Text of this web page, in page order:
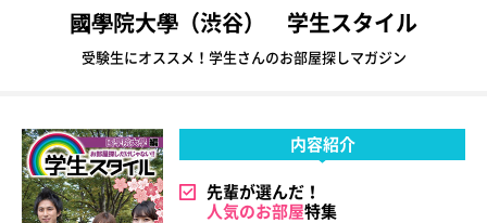
國學院大學（渋谷） 学生スタイル
受験生にオススメ！学生さんのお部屋探しマガジン
内容紹介
先輩が選んだ！
人気のお部屋特集